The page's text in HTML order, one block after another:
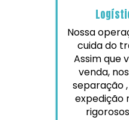
Nossa
cuida do
Assim que
venda,
separação
expedição